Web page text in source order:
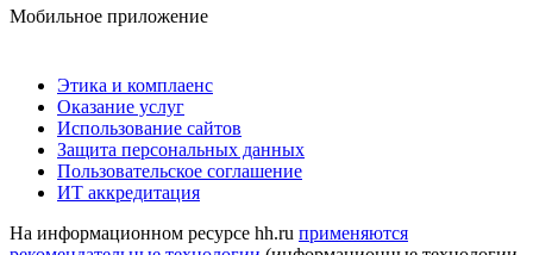
Мобильное приложение
Этика и комплаенс
Оказание услуг
Использование сайтов
Защита персональных данных
Пользовательское соглашение
ИТ аккредитация
На информационном ресурсе hh.ru применяются